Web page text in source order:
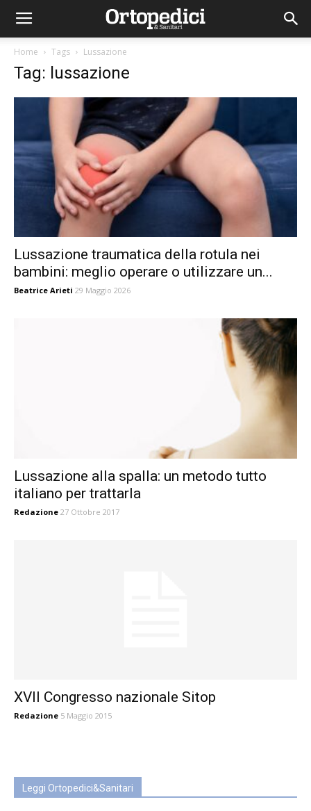
Home Tags Lussazione
Tag: lussazione
Lussazione traumatica della rotula nei
bambini: meglio operare o utilizzare un...
Beatrice Arieti 29 Maggio 2026
Lussazione alla spalla: un metodo tutto
italiano per trattarla
Redazione 27 Ottobre 2017
XVII Congresso nazionale Sitop
Redazione 5 Maggio 2015
Leggi Ortopedici&Sanitari